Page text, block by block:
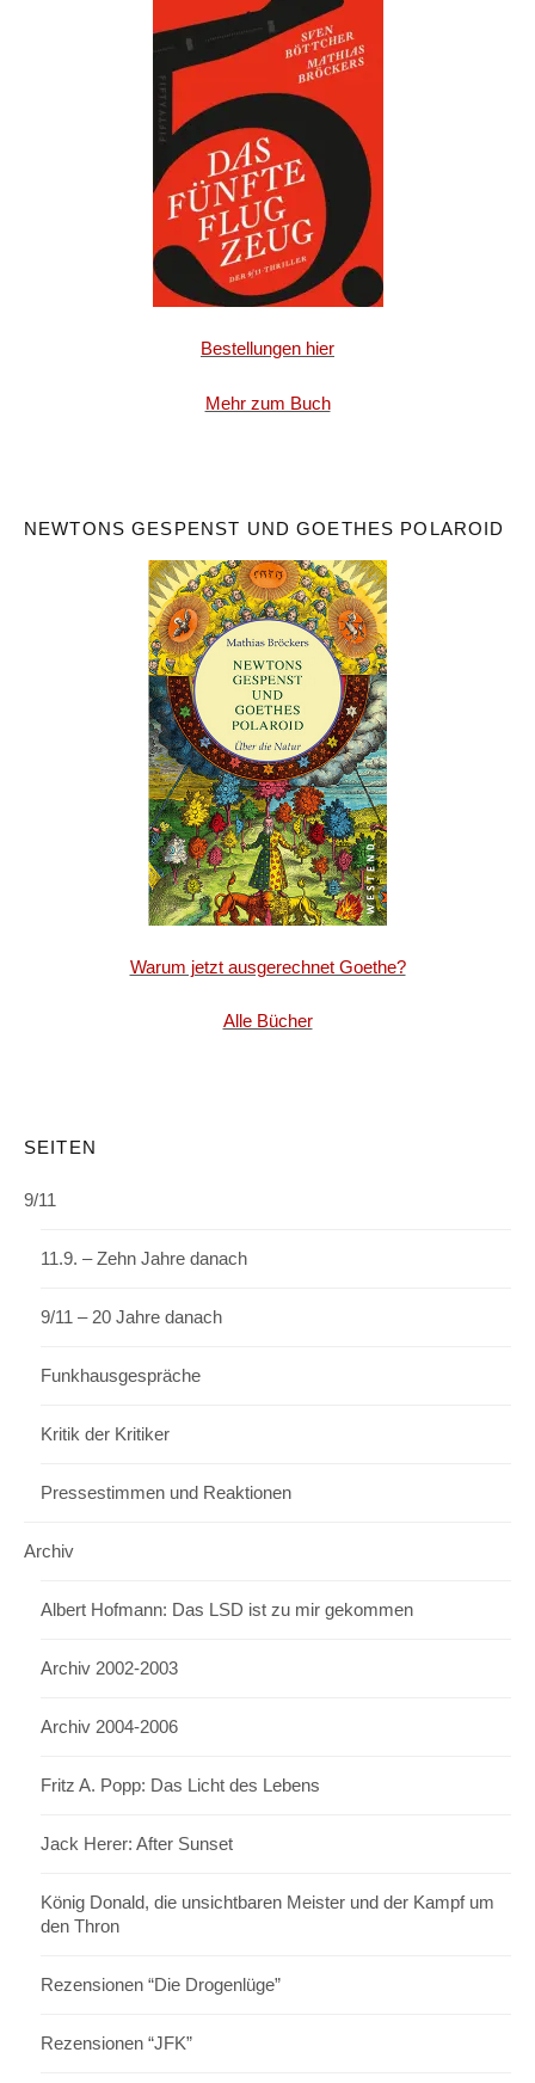
Bestellungen hier
Mehr zum Buch
NEWTONS GESPENST UND GOETHES POLAROID
Warum jetzt ausgerechnet Goethe?
Alle Bücher
SEITEN
9/11
11.9. – Zehn Jahre danach
9/11 – 20 Jahre danach
Funkhausgespräche
Kritik der Kritiker
Pressestimmen und Reaktionen
Archiv
Albert Hofmann: Das LSD ist zu mir gekommen
Archiv 2002-2003
Archiv 2004-2006
Fritz A. Popp: Das Licht des Lebens
Jack Herer: After Sunset
König Donald, die unsichtbaren Meister und der Kampf um
den Thron
Rezensionen “Die Drogenlüge”
Rezensionen “JFK”